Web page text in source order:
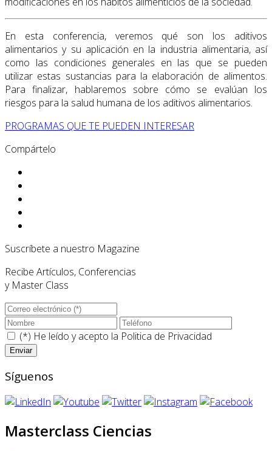
En esta conferencia, veremos qué son los aditivos
alimentarios y su aplicación en la industria alimentaria, así
como las condiciones generales en las que se pueden
utilizar estas sustancias para la elaboración de alimentos.
Para finalizar, hablaremos sobre cómo se evalúan los
riesgos para la salud humana de los aditivos alimentarios.
PROGRAMAS QUE TE PUEDEN INTERESAR
Compártelo
Suscríbete a nuestro Magazine
Recibe Artículos, Conferencias
y Master Class
(*) He leído y acepto la Politica de Privacidad
Síguenos
Masterclass Ciencias